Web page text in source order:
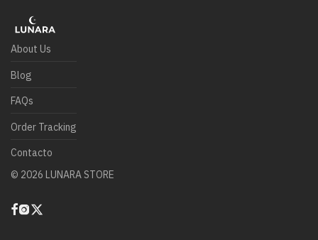
About Us
Blog
FAQs
Order Tracking
Contacto
© 2026 LUNARA STORE